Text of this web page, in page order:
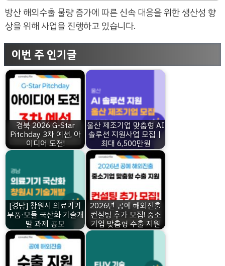
방산 해외수출 물량 증가에 따른 신속 대응을 위한 생산성 향
상을 위해 사업을 진행하고 있습니다.
이번 주 인기글
경북 2026 G-Star
Pitchday 3차 예선, 아
이디어 도전!
울산 제조기업 맞춤형 AI
솔루션 지원사업 모집｜
최대 6,500만원
[경남] 창원시 의료기기
부품·모듈 국산화 기술개
발 과제 공모
2026년 공예 해외진출
컨설팅 추가 모집! 중소
기업 맞춤형 수출 지원